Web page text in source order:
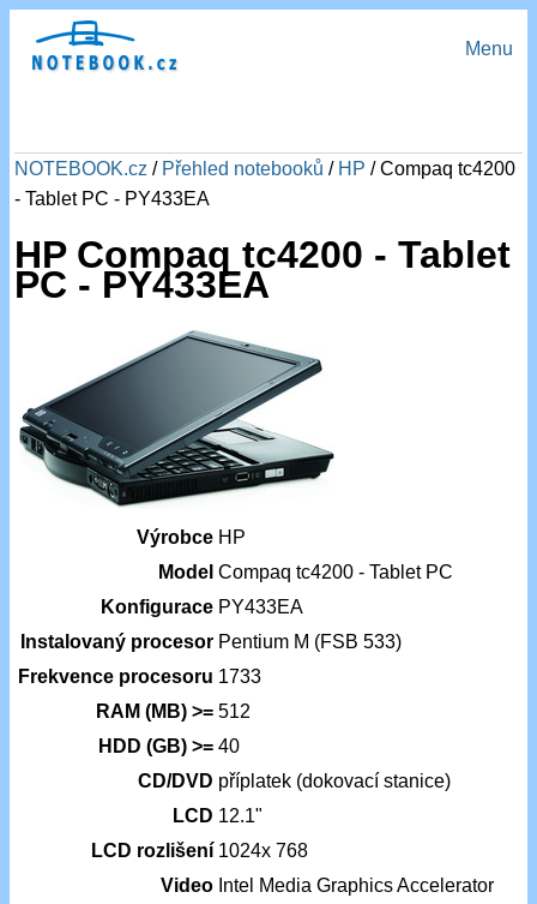
Menu
NOTEBOOK.cz / Přehled notebooků / HP / Compaq tc4200
- Tablet PC - PY433EA
HP Compaq tc4200 - Tablet
PC - PY433EA
Výrobce HP
Model Compaq tc4200 - Tablet PC
Konfigurace PY433EA
Instalovaný procesor Pentium M (FSB 533)
Frekvence procesoru 1733
RAM (MB) >= 512
HDD (GB) >= 40
CD/DVD příplatek (dokovací stanice)
LCD 12.1"
LCD rozlišení 1024x 768
Video Intel Media Graphics Accelerator